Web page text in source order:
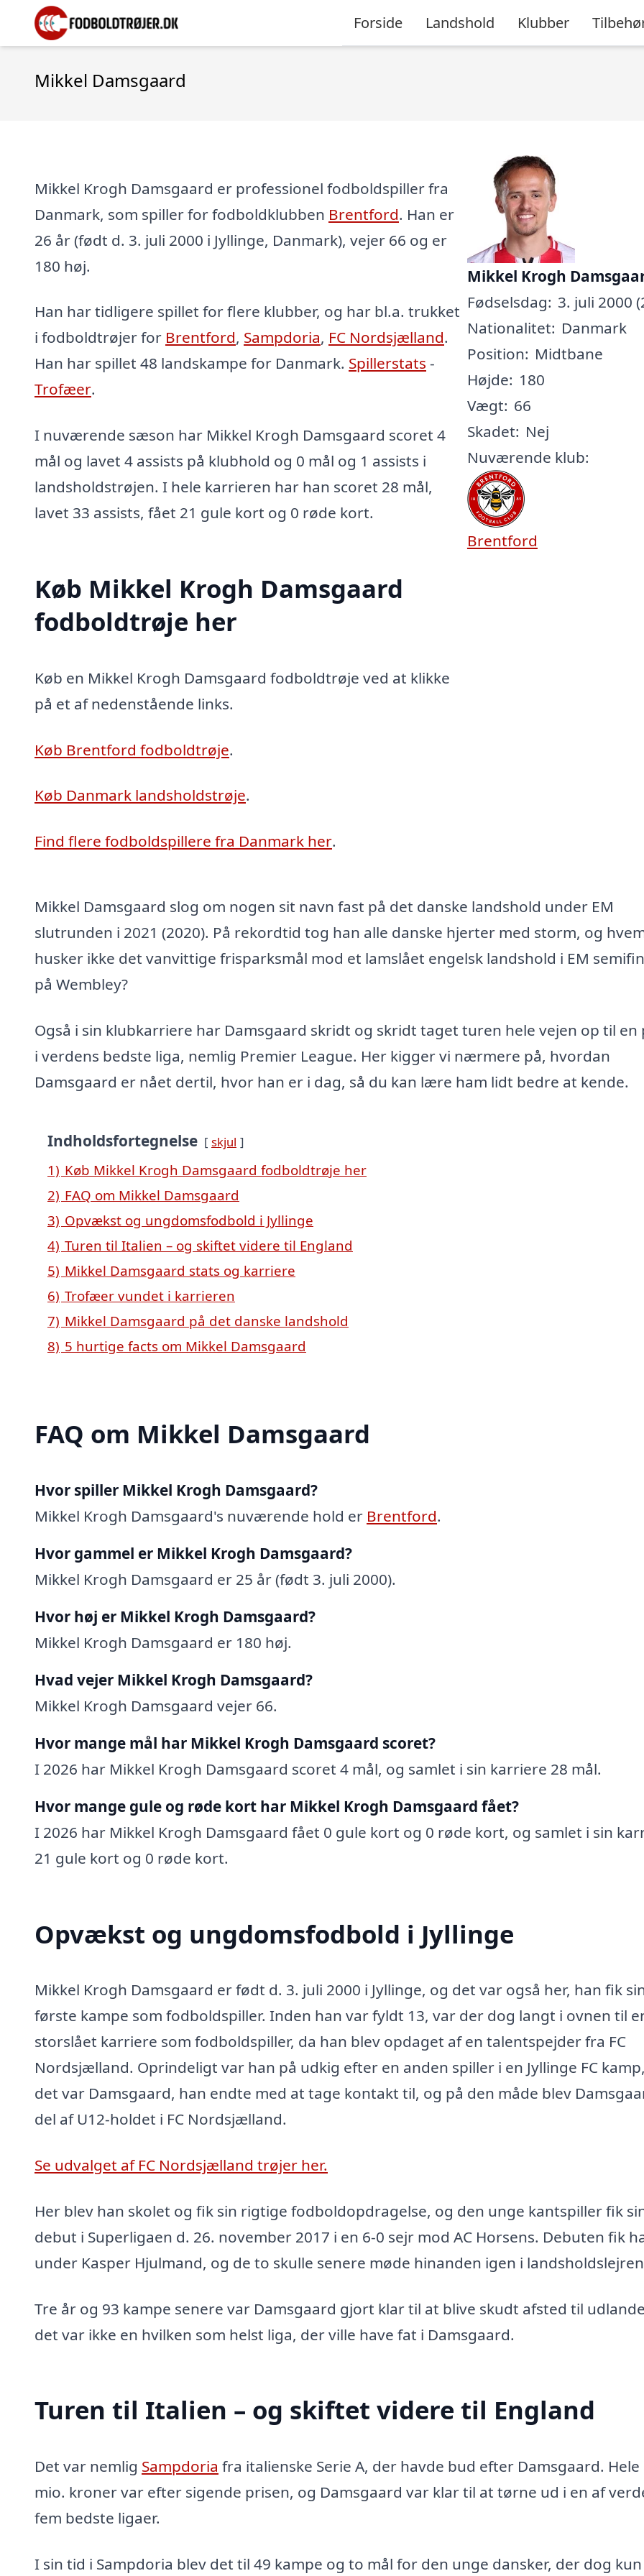
Forside Landshold Klubber
Mikkel Damsgaard
Mikkel Krogh Damsgaard er professionel fodboldspiller fra
Danmark, som spiller for fodboldklubben Brentford. Han er
26 år (født d. 3. juli 2000 i Jyllinge, Danmark), vejer 66 og er
180 høj.
Han har tidligere spillet for flere klubber, og har bl.a. trukket
i fodboldtrøjer for Brentford, Sampdoria, FC Nordsjælland.
Han har spillet 48 landskampe for Danmark. Spillerstats -
Trofæer.
I nuværende sæson har Mikkel Krogh Damsgaard scoret 4
mål og lavet 4 assists på klubhold og 0 mål og 1 assists i
landsholdstrøjen. I hele karrieren har han scoret 28 mål,
lavet 33 assists, fået 21 gule kort og 0 røde kort.
Køb Mikkel Krogh Damsgaard
fodboldtrøje her
Køb en Mikkel Krogh Damsgaard fodboldtrøje ved at klikke
på et af nedenstående links.
Køb Brentford fodboldtrøje.
Køb Danmark landsholdstrøje.
Find flere fodboldspillere fra Danmark her.
Mikkel Krogh
Fødselsdag: 3. juli 2000
Nationalitet: Danmark
Position: Midtbane
Højde: 180
Vægt: 66
Skadet: Nej
Nuværende klub:
Brentford
Mikkel Damsgaard slog om nogen sit navn fast på det danske landshold under EM
slutrunden i 2021 (2020). På rekordtid tog han alle danske hjerter med storm, og
husker ikke det vanvittige frisparksmål mod et lamslået engelsk landshold i EM
på Wembley?
Også i sin klubkarriere har Damsgaard skridt og skridt taget turen hele vejen op til en
i verdens bedste liga, nemlig Premier League. Her kigger vi nærmere på, hvordan
Damsgaard er nået dertil, hvor han er i dag, så du kan lære ham lidt bedre at kende.
Indholdsfortegnelse skjul
1) Køb Mikkel Krogh Damsgaard fodboldtrøje her
2) FAQ om Mikkel Damsgaard
3) Opvækst og ungdomsfodbold i Jyllinge
4) Turen til Italien – og skiftet videre til England
5) Mikkel Damsgaard stats og karriere
6) Trofæer vundet i karrieren
7) Mikkel Damsgaard på det danske landshold
8) 5 hurtige facts om Mikkel Damsgaard
FAQ om Mikkel Damsgaard
Hvor spiller Mikkel Krogh Damsgaard?
Mikkel Krogh Damsgaard's nuværende hold er Brentford.
Hvor gammel er Mikkel Krogh Damsgaard?
Mikkel Krogh Damsgaard er 25 år (født 3. juli 2000).
Hvor høj er Mikkel Krogh Damsgaard?
Mikkel Krogh Damsgaard er 180 høj.
Hvad vejer Mikkel Krogh Damsgaard?
Mikkel Krogh Damsgaard vejer 66.
Hvor mange mål har Mikkel Krogh Damsgaard scoret?
I 2026 har Mikkel Krogh Damsgaard scoret 4 mål, og samlet i sin karriere 28 mål.
Hvor mange gule og røde kort har Mikkel Krogh Damsgaard fået?
I 2026 har Mikkel Krogh Damsgaard fået 0 gule kort og 0 røde kort, og samlet i sin
21 gule kort og 0 røde kort.
Opvækst og ungdomsfodbold i Jyllinge
Mikkel Krogh Damsgaard er født d. 3. juli 2000 i Jyllinge, og det var også her, han fik
første kampe som fodboldspiller. Inden han var fyldt 13, var der dog langt i ovnen til
storslået karriere som fodboldspiller, da han blev opdaget af en talentspejder fra FC
Nordsjælland. Oprindeligt var han på udkig efter en anden spiller i en Jyllinge FC
det var Damsgaard, han endte med at tage kontakt til, og på den måde blev
del af U12-holdet i FC Nordsjælland.
Se udvalget af FC Nordsjælland trøjer her.
Her blev han skolet og fik sin rigtige fodboldopdragelse, og den unge kantspiller fik
debut i Superligaen d. 26. november 2017 i en 6-0 sejr mod AC Horsens. Debuten fik
under Kasper Hjulmand, og de to skulle senere møde hinanden igen i
Tre år og 93 kampe senere var Damsgaard gjort klar til at blive skudt afsted til
det var ikke en hvilken som helst liga, der ville have fat i Damsgaard.
Turen til Italien – og skiftet videre til England
Det var nemlig Sampdoria fra italienske Serie A, der havde bud efter Damsgaard. Hele
mio. kroner var efter sigende prisen, og Damsgaard var klar til at tørne ud i en af
fem bedste ligaer.
I sin tid i Sampdoria blev det til 49 kampe og to mål for den unge dansker, der dog